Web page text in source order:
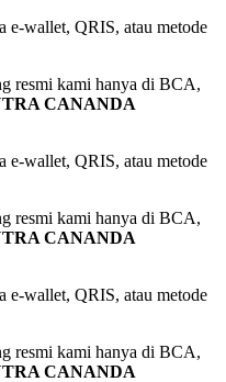
e-wallet, QRIS, atau metode
resmi kami hanya di BCA,
CANANDA
e-wallet, QRIS, atau metode
resmi kami hanya di BCA,
CANANDA
e-wallet, QRIS, atau metode
resmi kami hanya di BCA,
CANANDA